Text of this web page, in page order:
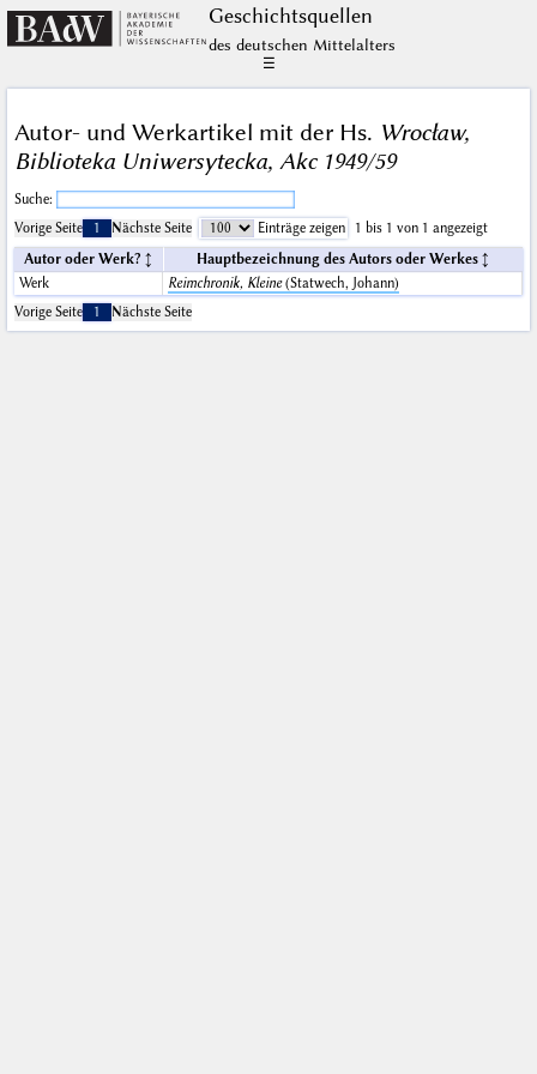
Geschichts­quellen
des deutschen Mittelalters
☰
Autor- und Werkartikel mit der Hs. Wrocław,
Biblioteka Uniwersytecka, Akc 1949/59
Suche:
Vorige Seite
1 Nächste Seite Einträge zeigen
1 bis 1 von 1 angezeigt
Autor oder Werk?
Hauptbezeichnung des Autors oder Werkes
Werk
Reimchronik, Kleine(Statwech, Johann)
Vorige Seite
1 Nächste Seite